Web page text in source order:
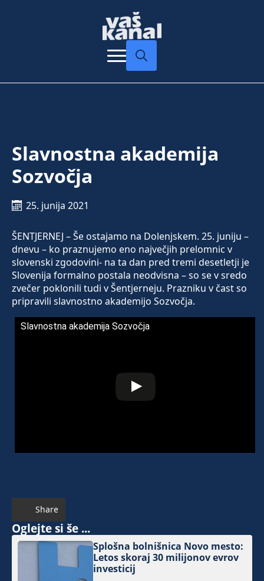
Slavnostna akademija
Sozvočja
25. junija 2021
ŠENTJERNEJ – Še ostajamo na Dolenjskem. 25. juniju –
dnevu – ko praznujemo eno največjih prelomnic v
slovenski zgodovini- na ta dan pred tremi desetletji je
Slovenija formalno postala neodvisna – so se v sredo
zvečer poklonili tudi v Šentjerneju. Prazniku v čast so
pripravili slavnostno akademijo Sozvočja.
Slavnostna akademija Sozvočja
Share
Oglejte si še ...
Splošna bolnišnica Novo mesto:
Letos skoraj 30 milijonov evrov
investicij